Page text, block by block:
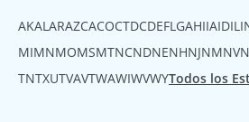
AKAL ARAZCACOCTDCDEFL GAHIIAIDIL
MIMNMOMSMTNCNDNENHNJNMNV
TNTXUTVAVTWAWIWVWYTodos los